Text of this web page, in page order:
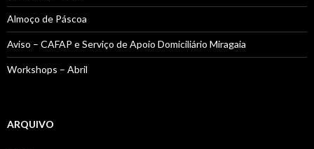
Almoço de Páscoa
Aviso – CAFAP e Serviço de Apoio Domiciliário Miragaia
Workshops – Abril
ARQUIVO